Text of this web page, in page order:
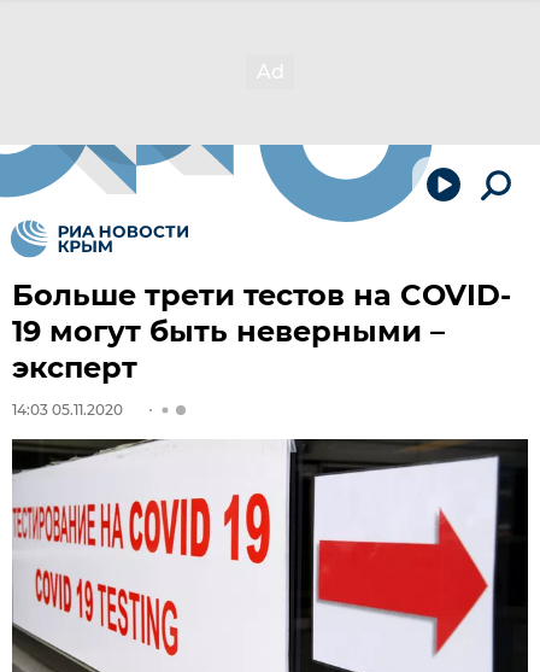
Больше трети тестов на COVID-
19 могут быть неверными –
эксперт
14:03 05.11.2020